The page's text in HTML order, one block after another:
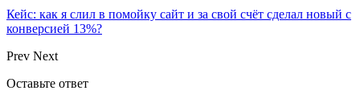
Кейс: как я слил в помойку сайт и за свой счёт сделал новый с
конверсией 13%?
Prev Next
Оставьте ответ